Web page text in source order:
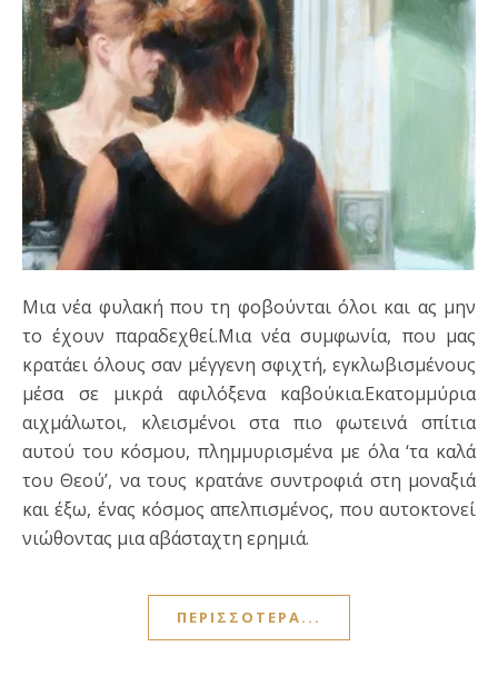
Μια νέα φυλακή που τη φοβούνται όλοι και ας μην
το έχουν παραδεχθεί.Μια νέα συμφωνία, που μας
κρατάει όλους σαν μέγγενη σφιχτή, εγκλωβισμένους
μέσα σε μικρά αφιλόξενα καβούκια.Εκατομμύρια
αιχμάλωτοι, κλεισμένοι στα πιο φωτεινά σπίτια
αυτού του κόσμου, πλημμυρισμένα με όλα ‘τα καλά
του Θεού’, να τους κρατάνε συντροφιά στη μοναξιά
και έξω, ένας κόσμος απελπισμένος, που αυτοκτονεί
νιώθοντας μια αβάσταχτη ερημιά.
ΠΕΡΙΣΣΌΤΕΡΑ...